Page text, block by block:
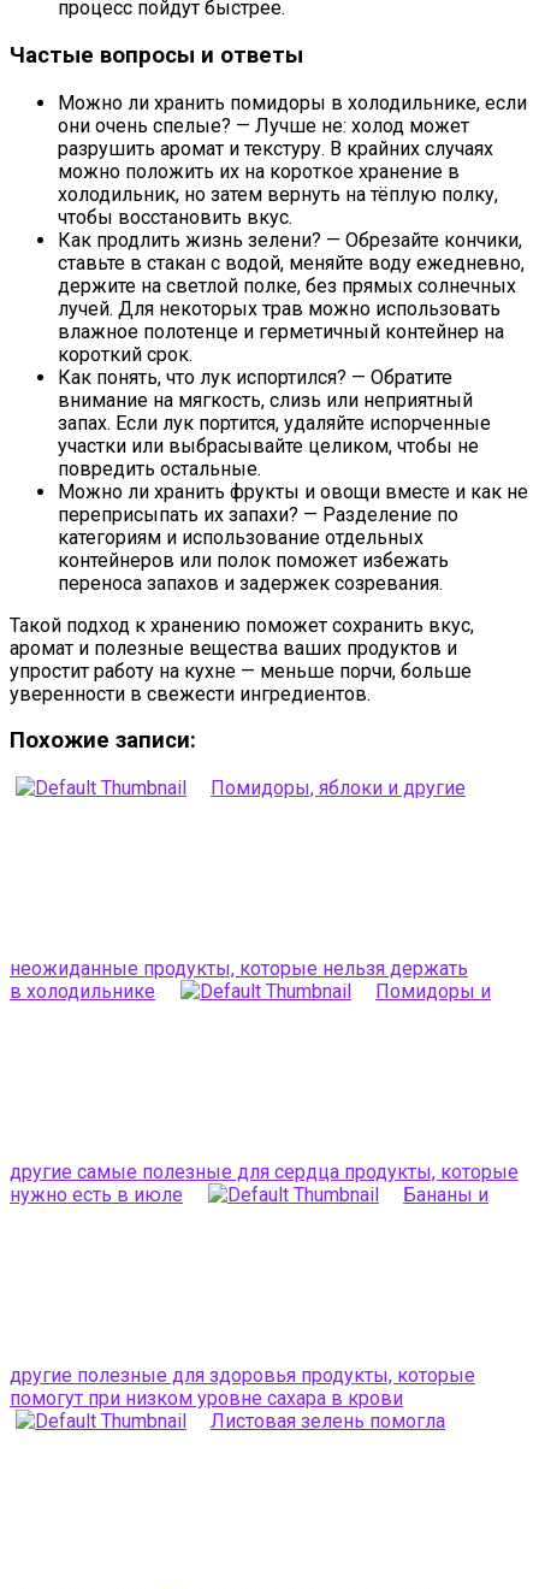
процесс пойдут быстрее.
Частые вопросы и ответы
Можно ли хранить помидоры в холодильнике, если
они очень спелые? — Лучше не: холод может
разрушить аромат и текстуру. В крайних случаях
можно положить их на короткое хранение в
холодильник, но затем вернуть на тёплую полку,
чтобы восстановить вкус.
Как продлить жизнь зелени? — Обрезайте кончики,
ставьте в стакан с водой, меняйте воду ежедневно,
держите на светлой полке, без прямых солнечных
лучей. Для некоторых трав можно использовать
влажное полотенце и герметичный контейнер на
короткий срок.
Как понять, что лук испортился? — Обратите
внимание на мягкость, слизь или неприятный
запах. Если лук портится, удаляйте испорченные
участки или выбрасывайте целиком, чтобы не
повредить остальные.
Можно ли хранить фрукты и овощи вместе и как не
переприсыпать их запахи? — Разделение по
категориям и использование отдельных
контейнеров или полок поможет избежать
переноса запахов и задержек созревания.
Такой подход к хранению поможет сохранить вкус,
аромат и полезные вещества ваших продуктов и
упростит работу на кухне — меньше порчи, больше
уверенности в свежести ингредиентов.
Похожие записи:
Помидоры, яблоки и другие
неожиданные продукты, которые нельзя держать
в холодильнике
Помидоры и
другие самые полезные для сердца продукты, которые
нужно есть в июле
Бананы и
другие полезные для здоровья продукты, которые
помогут при низком уровне сахара в крови
Листовая зелень помогла